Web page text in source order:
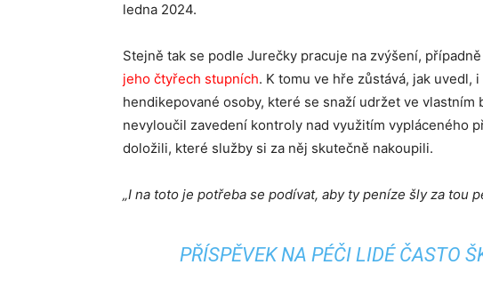
ledna 2024.
Stejně tak se podle Jurečky pracuje na zvýšení,
jeho čtyřech stupních. K tomu ve hře zůstává, jak uvedl,
hendikepované osoby, které se snaží udržet ve
nevyloučil zavedení kontroly nad využitím vypláceného
doložili, které služby si za něj skutečně nakoupili.
„I na toto je potřeba se podívat, aby ty peníze šly za tou
PŘÍSPĚVEK NA PÉČI LIDÉ ČASTO